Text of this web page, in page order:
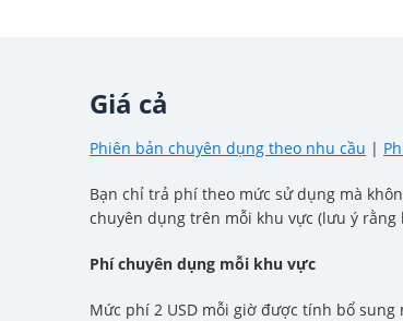
Giá cả
Phiên bản chuyên dụng theo nhu cầu |
Bạn chỉ trả phí theo mức sử dụng mà
chuyên dụng trên mỗi khu vực (lưu ý
Phí chuyên dụng mỗi khu vực
Mức phí 2 USD mỗi giờ được tính bổ